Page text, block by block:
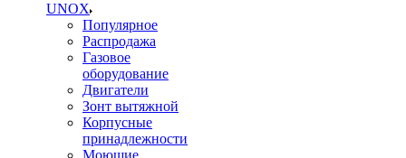
UNOX
Популярное
Распродажа
Газовое
оборудование
Двигатели
Зонт вытяжной
Корпусные
принадлежности
Моющие